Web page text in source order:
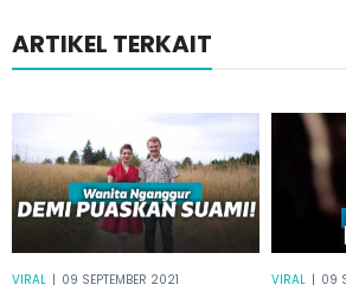
ARTIKEL TERKAIT
VIRAL | 09 SEPTEMBER 2021 VIRAL | 09